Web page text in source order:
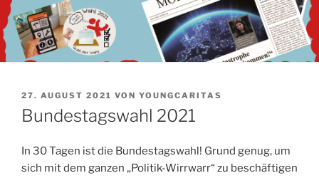
VERÖFFENTLICHT
AM
27. AUGUST 2021 VON YOUNGCARITAS
Bundestagswahl 2021
In 30 Tagen ist die Bundestagswahl! Grund genug, um
sich mit dem ganzen „Politik-Wirrwarr“ zu beschäftigen